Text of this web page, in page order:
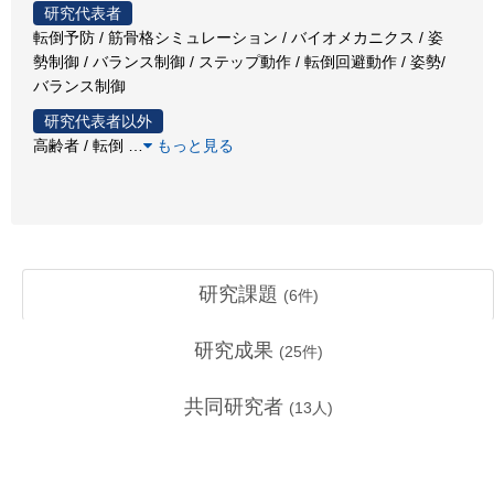
研究代表者
転倒予防 / 筋骨格シミュレーション / バイオメカニクス / 姿
勢制御 / バランス制御 / ステップ動作 / 転倒回避動作 / 姿勢/
バランス制御
研究代表者以外
高齢者 / 転倒
もっと見る
研究課題 (6件)
研究成果 (25件)
共同研究者 (13 人)